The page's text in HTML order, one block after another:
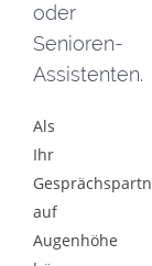
oder
Senioren-
Assistenten.
Als
Ihr
auf
Augenhöhe